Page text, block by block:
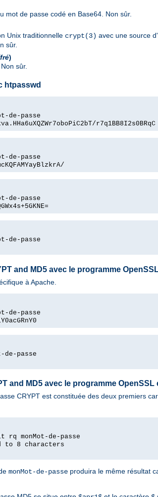
mot de passe codé en Base64. Non sûr.
Unix traditionnelle crypt(3) avec une source
sûr.
)
sûr.
htpasswd
de-passe
r7q1BB8I2s0BRqC
de-passe
de-passe
de-passe
and MD5 avec le programme
à Apache.
de-passe
de-passe
and MD5 avec le programme
CRYPT est constituée des deux premiers
monMot-de-passe
to 8 characters
monMot-de-passe produira le même résultat